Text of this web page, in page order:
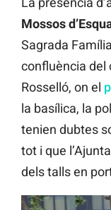
Mossos
Sagrada
confluència del
Rosselló, on el
la basílica, la
tenien dubtes
tot i que
dels talls en